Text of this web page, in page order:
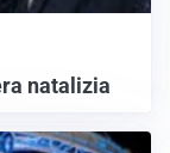
natalizia